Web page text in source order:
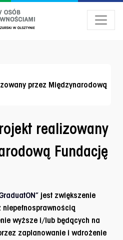
przez Międzynarodową
realizowany
Fundację
jest zwiększenie
wyższe i/lub będących na
zaplanowanie i wdrożenie